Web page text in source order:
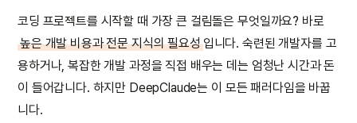
코딩 프로젝트를 시작할 때 가장 큰 걸림돌은 무엇일까요? 바로
높은 개발 비용과 전문 지식의 필요성입니다. 숙련된 개발자를 고
용하거나, 복잡한 개발 과정을 직접 배우는 데는 엄청난 시간과 돈
이 들어갑니다. 하지만 DeepClaude는 이 모든 패러다임을 바꿉
니다.